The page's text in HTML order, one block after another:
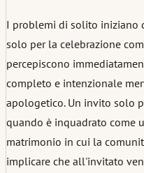
I problemi di solito iniziano
solo per la celebrazione
percepiscono
completo e intenzionale
apologetico. Un invito solo
quando è inquadrato come
matrimonio in cui la
implicare che all'invitato